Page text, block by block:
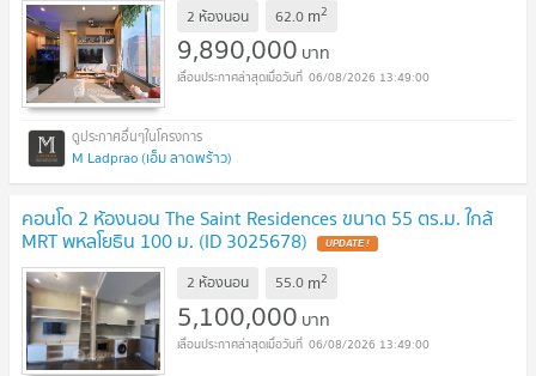
2 ห้องนอน 62.0 m2
9,890,000 บาท
06/08/2026 13:49:00
M Ladprao (เอ็ม ลาดพร้าว)
คอนโด 2 ห้องนอน The Saint Residences ขนาด 55 ตร.ม. ใกล้
MRT พหลโยธิน 100 ม. (ID 3025678)
2 ห้องนอน 55.0 m2
5,100,000 บาท
06/08/2026 13:49:00